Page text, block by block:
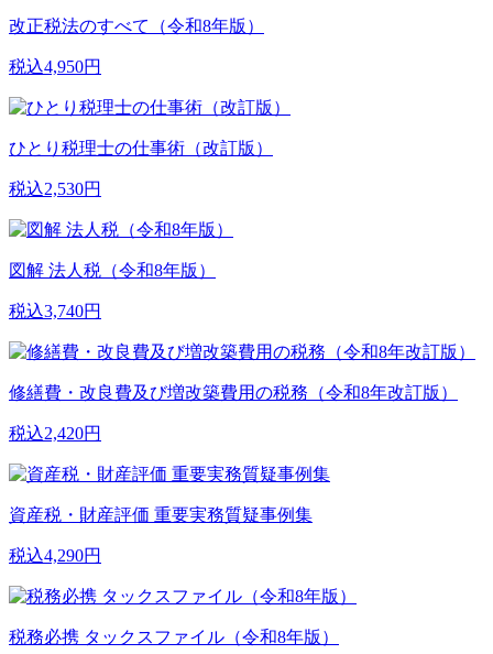
改正税法のすべて（令和8年版）
税込4,950円
ひとり税理士の仕事術（改訂版）
税込2,530円
図解 法人税（令和8年版）
税込3,740円
修繕費・改良費及び増改築費用の税務（令和8年改訂版）
税込2,420円
資産税・財産評価 重要実務質疑事例集
税込4,290円
税務必携 タックスファイル（令和8年版）